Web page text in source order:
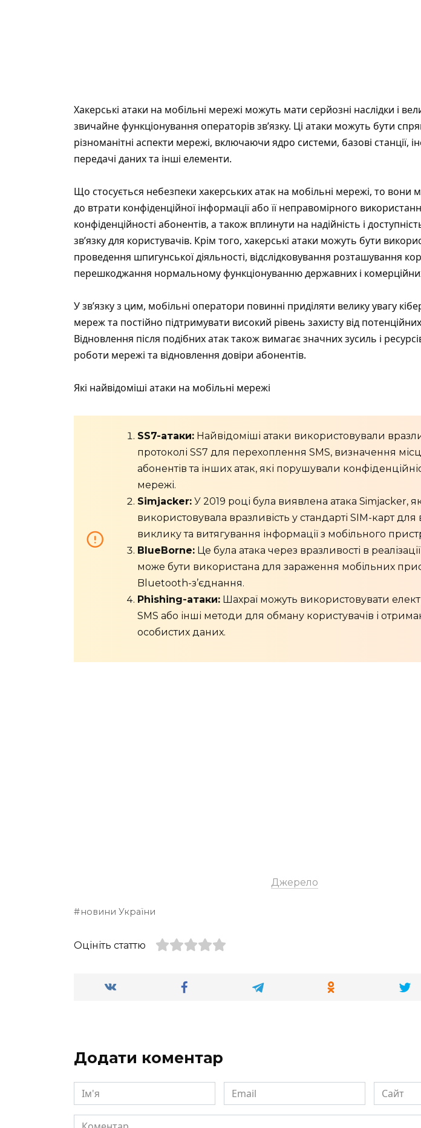
Хакерські атаки на мобільні мережі можуть мати серйозні наслідки і
звичайне функціонування операторів зв’язку. Ці атаки можуть бути
різноманітні аспекти мережі, включаючи ядро ​​системи, базові станції,
передачі даних та інші елементи.
Що стосується небезпеки хакерських атак на мобільні мережі, то вони
до втрати конфіденційної інформації або її неправомірного
конфіденційності абонентів, а також вплинути на надійність і
зв’язку для користувачів. Крім того, хакерські атаки можуть бути
проведення шпигунської діяльності, відслідковування розташування
перешкоджання нормальному функціонуванню державних і
У зв’язку з цим, мобільні оператори повинні приділяти велику увагу
мереж та постійно підтримувати високий рівень захисту від
Відновлення після подібних атак також вимагає значних зусиль і
роботи мережі та відновлення довіри абонентів.
Які найвідоміші атаки на мобільні мережі
SS7-атаки: Найвідоміші атаки використовували
протоколі SS7 для перехоплення SMS, визначення
абонентів та інших атак, які порушували
мережі.
Simjacker: У 2019 році була виявлена атака Simjacker,
використовувала вразливість у стандарті SIM-карт для
виклику та витягування інформації з мобільного
BlueBorne: Це була атака через вразливості в
може бути використана для зараження мобільних
Bluetooth-з’єднання.
Phishing-атаки: Шахраї можуть використовувати
SMS або інші методи для обману користувачів і
особистих даних.
Джерело
новини України
Оцініть статтю
Додати коментар
Ім'я Email Сайт
Коментар